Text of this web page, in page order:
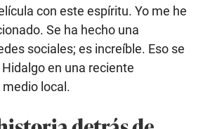
con este espíritu. Yo me he
Se ha hecho una
sociales; es increíble. Eso se
Hidalgo en una reciente
local.